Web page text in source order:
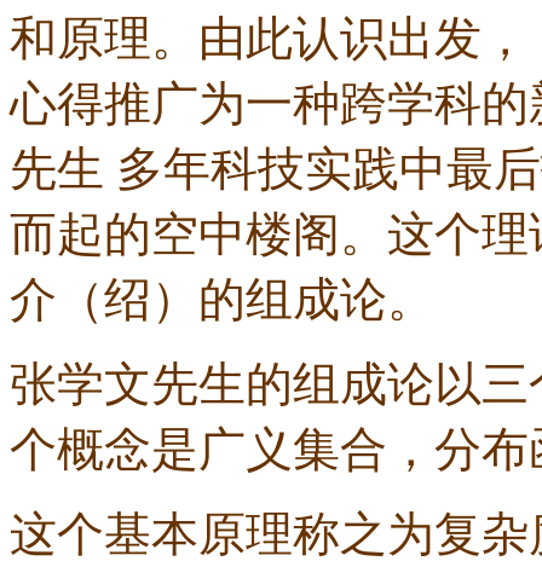
和原理。由此认识出发，
心得推广为一种跨学科
先生 多年科技实践中最
而起的空中楼阁。这个
介（绍）的组成论。
张学文先生的组成论以
个概念是广义集合，分
这个基本原理称之为复